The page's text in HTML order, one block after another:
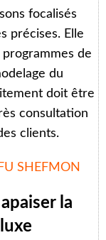
focalisés
précises. Elle
de
du
doit être
consultation
clients.
SHEFMON
la